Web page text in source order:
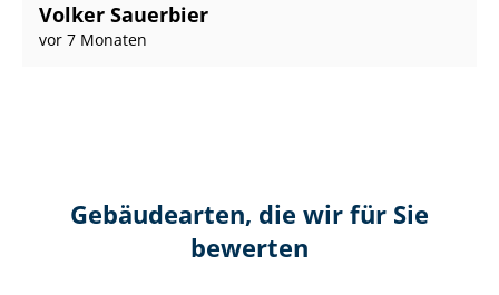
Volker Sauerbier
vor 7 Monaten
Gebäudearten, die wir für Sie
bewerten